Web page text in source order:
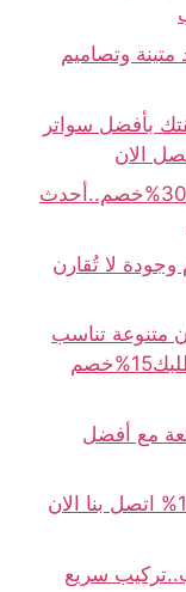
وتصاميم
بأفضل سواتر
مظلات شينكو..عروض تركيب الشينكو30%خصم..أحدث
تدوم وجودة لا تُقارن
متنوعة تناسب
جميع أذواق الديكور مخصصة حسب طلبك15%خصم
مع أفضل
مظلات خشبية جدة بجودة وضمان 100% اتصل بنا الان
سريع